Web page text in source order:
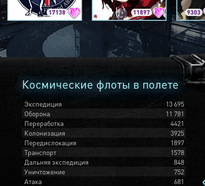
17138 11897 9303
Космические флоты в полете
Экспедиция
13 695
Оборона
11 781
Переработка
4421
Колонизация
3925
Передислокация
1897
Транспорт
1578
Дальняя экспедиция
848
Уничтожение
752
Атака
681